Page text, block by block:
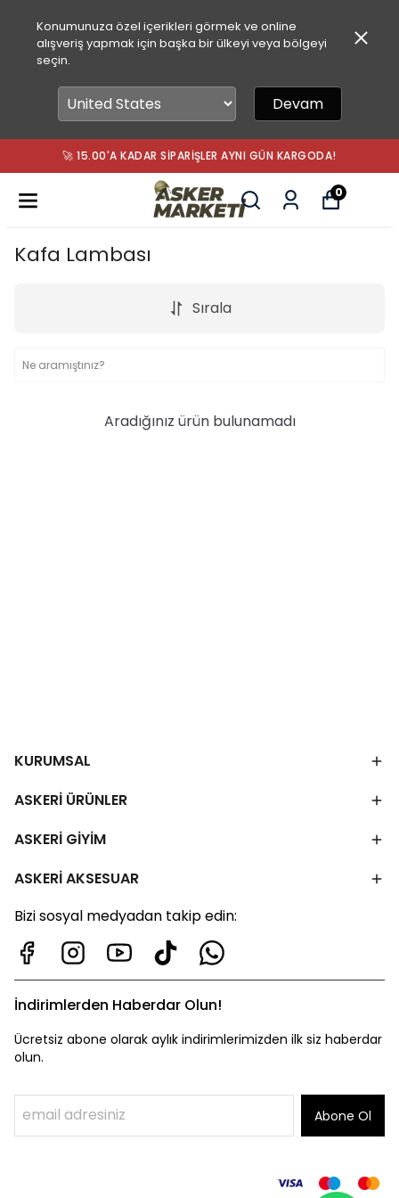
Konumunuza özel içerikleri görmek ve online
alışveriş yapmak için başka bir ülkeyi veya bölgeyi
seçin.
Devam
🚀 15.00'A KADAR SIPARIŞLER AYNI GÜN KARGODA!
0
Kafa Lambası
Sırala
Aradığınız ürün bulunamadı
KURUMSAL
ASKERİ ÜRÜNLER
ASKERİ GİYİM
ASKERİ AKSESUAR
Bizi sosyal medyadan takip edin:
İndirimlerden Haberdar Olun!
Ücretsiz abone olarak aylık indirimlerimizden ilk siz haberdar
olun.
Abone Ol